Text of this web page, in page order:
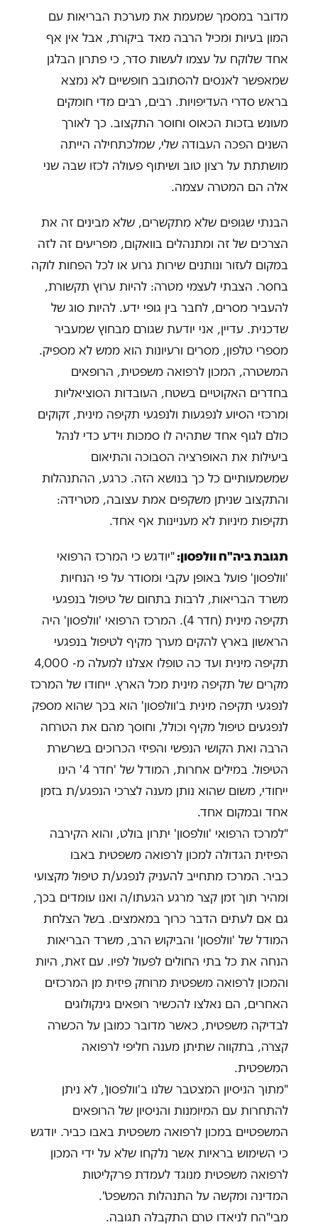
מדובר במסמך שמעמת את מערכת הבריאות עם
המון בעיות ומכיל הרבה מאד ביקורת, אבל אין אף
אחד שלוקח על עצמו לעשות סדר, כי פתרון הבלגן
שמאפשר לאנסים להסתובב חופשיים לא נמצא
בראש סדרי העדיפויות. רבים, רבים מדי חומקים
מעונש בזכות הכאוס וחוסר התקצוב. כך לאורך
השנים הפכה העבודה שלי, שמלכתחילה הייתה
מושתתת על רצון טוב ושיתוף פעולה לכזו שבה שני
אלה הם המטרה עצמה.
הבנתי שגופים שלא מתקשרים, שלא מבינים זה את
הצרכים של זה ומתנהלים בוואקום, מפריעים זה לזה
במקום לעזור ונותנים שירות גרוע או לכל הפחות לוקה
בחסר. הצבתי לעצמי מטרה: להיות ערוץ תקשורת,
להעביר מסרים, לחבר בין גופי ידע. להיות סוג של
שדכנית. עדיין, אני יודעת שגורם מבחוץ שמעביר
מספרי טלפון, מסרים ורעיונות הוא ממש לא מספיק.
המשטרה, המכון לרפואה משפטית, הרופאים
בחדרים האקוטיים בשטח, העובדות הסוציאליות
ומרכזי הסיוע לנפגעות ולנפגעי תקיפה מינית, זקוקים
כולם לגוף אחד שתהיה לו סמכות וידע כדי לנהל
ביעילות את האופרציה הסבוכה והתיאום
שמשמעותיים כל כך בנושא הזה. כרגע, ההתנהלות
והתקצוב שניתן משקפים אמת עצובה, מטרידה:
תקיפות מיניות לא מעניינות אף אחד.
תגובת ביה"ח וולפסון:"יודגש כי המרכז הרפואי
'וולפסון' פועל באופן עקבי ומסודר על פי הנחיות
משרד הבריאות, לרבות בתחום של טיפול בנפגעי
תקיפה מינית (חדר 4). המרכז הרפואי 'וולפסון' היה
הראשון בארץ להקים מערך מקיף לטיפול בנפגעי
תקיפה מינית ועד כה טופלו אצלנו למעלה מ- 4,000
מקרים של תקיפה מינית מכל הארץ. ייחודו של המרכז
לנפגעי תקיפה מינית ב'וולפסון' הוא בכך שהוא מספק
לנפגעים טיפול מקיף וכולל, וחוסך מהם את הטרחה
הרבה ואת הקושי הנפשי והפיזי הכרוכים בשרשרת
הטיפול. במילים אחרות, המודל של 'חדר 4' הינו
ייחודי, משום שהוא נותן מענה לצרכי הנפגע/ת בזמן
אחד ובמקום אחד.
"למרכז הרפואי 'וולפסון' יתרון בולט, והוא הקירבה
הפיזית הגדולה למכון לרפואה משפטית באבו
כביר. המרכז מתחייב להעניק לנפגע/ת טיפול מקצועי
ומהיר תוך זמן קצר מרגע הגעתו/ה ואנו עומדים בכך,
גם אם לעתים הדבר כרוך במאמצים. בשל הצלחת
המודל של 'וולפסון' והביקוש הרב, משרד הבריאות
הנחה את כל בתי החולים לפעול לפיו. עם זאת, היות
והמכון לרפואה משפטית מרוחק פיזית מן המרכזים
האחרים, הם נאלצו להכשיר רופאים גינקולוגים
לבדיקה משפטית, כאשר מדובר כמובן על הכשרה
קצרה, בתקווה שתיתן מענה חליפי לרפואה
המשפטית.
"מתוך הניסיון המצטבר שלנו ב'וולפסון', לא ניתן
להתחרות עם המיומנות והניסיון של הרופאים
המשפטיים במכון לרפואה משפטית באבו כביר. יודגש
כי השימוש בראיות אשר נלקחו שלא על ידי המכון
לרפואה משפטית מנוגד לעמדת פרקליטות
המדינה ומקשה על התנהלות המשפט".
מבי"הח לניאדו טרם התקבלה תגובה.